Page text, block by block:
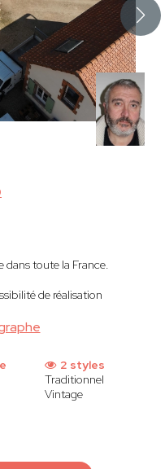
dans toute la France.
de réalisation
2 styles
Traditionnel
Vintage